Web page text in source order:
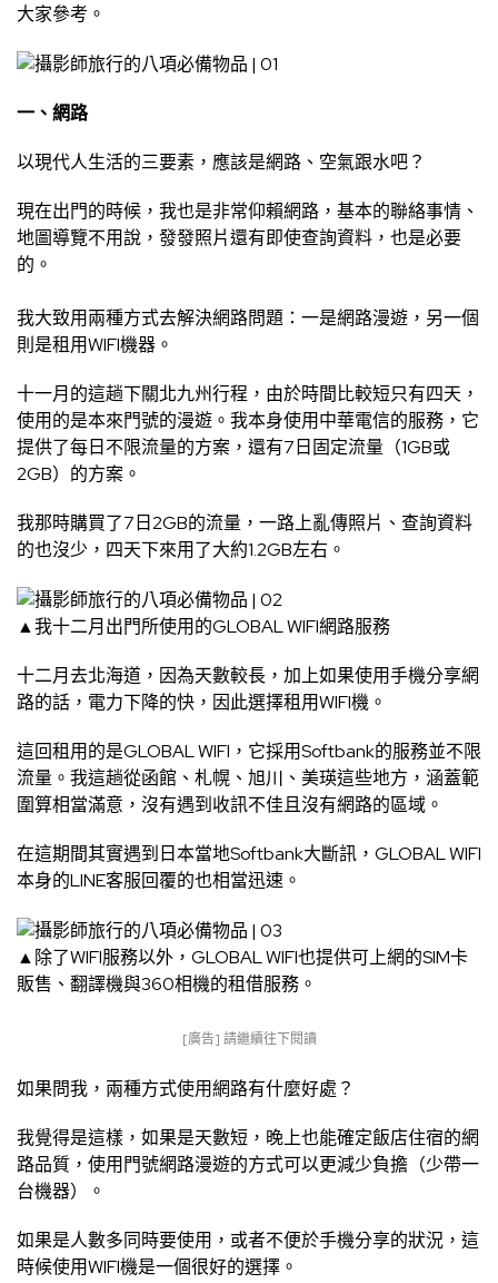
大家參考。
一、網路
以現代人生活的三要素，應該是網路、空氣跟水吧？
現在出門的時候，我也是非常仰賴網路，基本的聯絡事情、
地圖導覽不用說，發發照片還有即使查詢資料，也是必要
的。
我大致用兩種方式去解決網路問題：一是網路漫遊，另一個
則是租用WIFI機器。
十一月的這趟下關北九州行程，由於時間比較短只有四天，
使用的是本來門號的漫遊。我本身使用中華電信的服務，它
提供了每日不限流量的方案，還有7日固定流量（1GB或
2GB）的方案。
我那時購買了7日2GB的流量，一路上亂傳照片、查詢資料
的也沒少，四天下來用了大約1.2GB左右。
▲我十二月出門所使用的GLOBAL WIFI網路服務
十二月去北海道，因為天數較長，加上如果使用手機分享網
路的話，電力下降的快，因此選擇租用WIFI機。
這回租用的是GLOBAL WIFI，它採用Softbank的服務並不限
流量。我這趟從函館、札幌、旭川、美瑛這些地方，涵蓋範
圍算相當滿意，沒有遇到收訊不佳且沒有網路的區域。
在這期間其實遇到日本當地Softbank大斷訊，GLOBAL WIFI
本身的LINE客服回覆的也相當迅速。
▲除了WIFI服務以外，GLOBAL WIFI也提供可上網的SIM卡
販售、翻譯機與360相機的租借服務。
[廣告] 請繼續往下閱讀
如果問我，兩種方式使用網路有什麼好處？
我覺得是這樣，如果是天數短，晚上也能確定飯店住宿的網
路品質，使用門號網路漫遊的方式可以更減少負擔（少帶一
台機器）。
如果是人數多同時要使用，或者不便於手機分享的狀況，這
時候使用WIFI機是一個很好的選擇。